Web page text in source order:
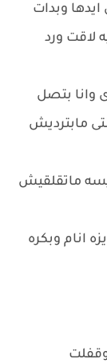
وبدات
لاقت ورد
وانا بتصل
مابترديش
ماتقلقيش
انام وبكره
وقفلت